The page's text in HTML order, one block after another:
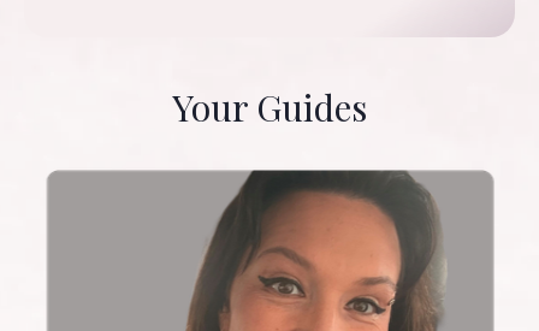
Your Guides